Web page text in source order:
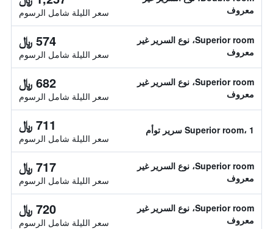
معروف
سعر الليلة شامل الرسوم
Superior room، نوع السرير غير
معروف
574 ﷼
سعر الليلة شامل الرسوم
Superior room، نوع السرير غير
معروف
682 ﷼
سعر الليلة شامل الرسوم
Superior room، 1 سرير توأم 711 ﷼
سعر الليلة شامل الرسوم
Superior room، نوع السرير غير
معروف
717 ﷼
سعر الليلة شامل الرسوم
Superior room، نوع السرير غير
معروف
720 ﷼
سعر الليلة شامل الرسوم